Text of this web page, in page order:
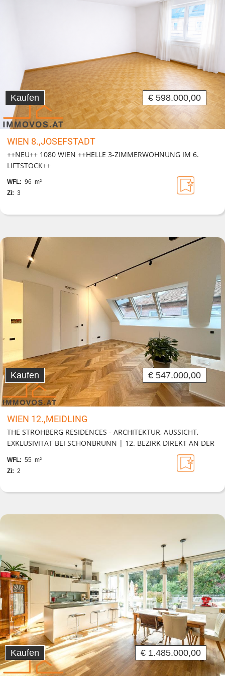
Kaufen € 598.000,00
WIEN 8.,JOSEFSTADT
++NEU++ 1080 WIEN ++HELLE 3-ZIMMERWOHNUNG IM 6.
LIFTSTOCK++
WFL: 96 m²
Zi: 3
Kaufen € 547.000,00
WIEN 12.,MEIDLING
THE STROHBERG RESIDENCES - ARCHITEKTUR, AUSSICHT,
EXKLUSIVITÄT BEI SCHÖNBRUNN | 12. BEZIRK DIREKT AN DER
WFL: 55 m²
Zi: 2
Kaufen € 1.485.000,00